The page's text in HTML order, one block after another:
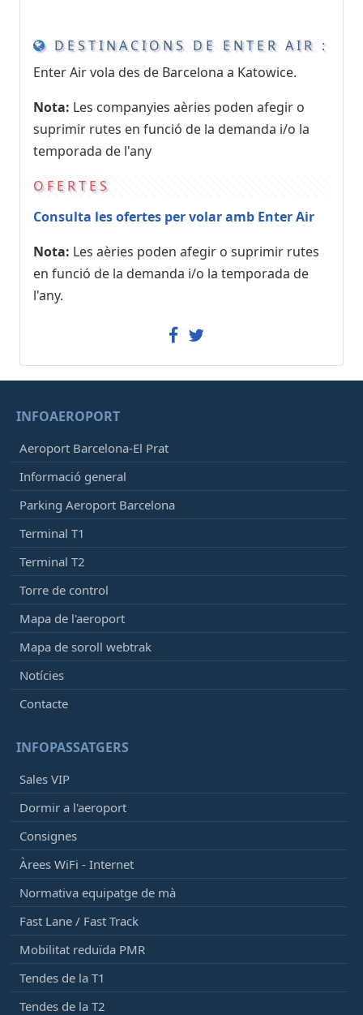
DESTINACIONS DE ENTER AIR :
Enter Air vola des de Barcelona a Katowice.
Nota: Les companyies aèries poden afegir o
suprimir rutes en funció de la demanda i/o la
temporada de l'any
OFERTES
Consulta les ofertes per volar amb Enter Air
Nota: Les aèries poden afegir o suprimir rutes
en funció de la demanda i/o la temporada de
l'any.
INFOAEROPORT
Aeroport Barcelona-El Prat
Informació general
Parking Aeroport Barcelona
Terminal T1
Terminal T2
Torre de control
Mapa de l'aeroport
Mapa de soroll webtrak
Notícies
Contacte
INFOPASSATGERS
Sales VIP
Dormir a l'aeroport
Consignes
Àrees WiFi - Internet
Normativa equipatge de mà
Fast Lane / Fast Track
Mobilitat reduïda PMR
Tendes de la T1
Tendes de la T2